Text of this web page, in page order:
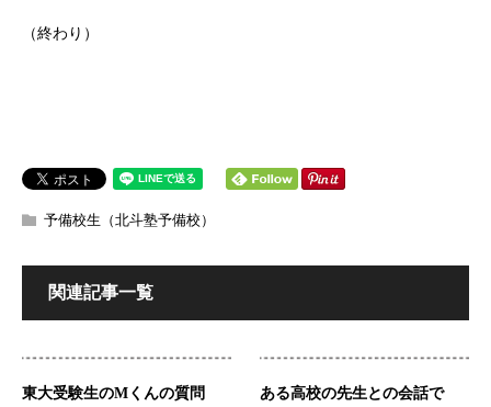
（終わり）
予備校生（北斗塾予備校）
関連記事一覧
東大受験生のMくんの質問
ある高校の先生との会話で